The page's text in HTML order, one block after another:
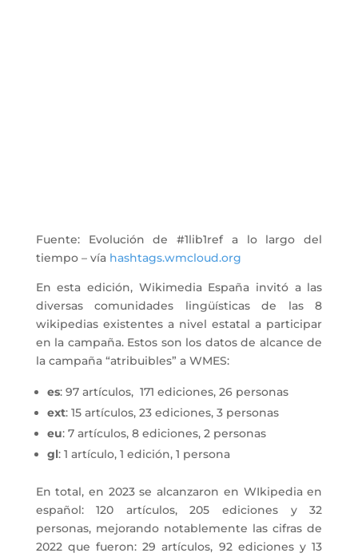
Fuente: Evolución de #1lib1ref a lo largo del
tiempo – vía hashtags.wmcloud.org
En esta edición, Wikimedia España invitó a las
diversas comunidades lingüísticas de las 8
wikipedias existentes a nivel estatal a participar
en la campaña. Estos son los datos de alcance de
la campaña “atribuibles” a WMES:
es: 97 artículos, 171 ediciones, 26 personas
ext: 15 artículos, 23 ediciones, 3 personas
eu: 7 artículos, 8 ediciones, 2 personas
gl: 1 artículo, 1 edición, 1 persona
En total, en 2023 se alcanzaron en WIkipedia en
español: 120 artículos, 205 ediciones y 32
personas, mejorando notablemente las cifras de
2022 que fueron: 29 artículos, 92 ediciones y 13